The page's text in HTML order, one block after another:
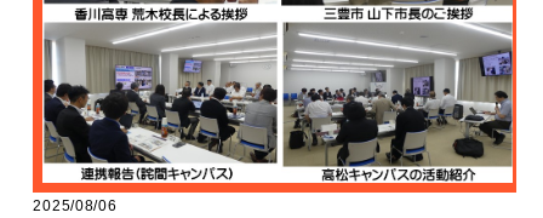
2025/08/06